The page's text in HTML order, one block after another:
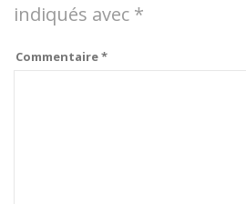
indiqués avec *
Commentaire*